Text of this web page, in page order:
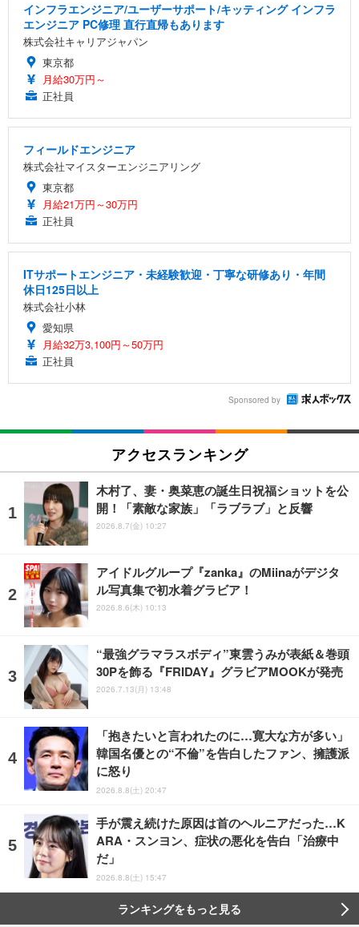
インフラエンジニア/ユーザーサポート/キッティング インフラ
エンジニア PC修理 直行直帰もあります
株式会社キャリアジャパン
東京都
月給30万円～
正社員
フィールドエンジニア
株式会社マイスターエンジニアリング
東京都
月給21万円～30万円
正社員
ITサポートエンジニア・未経験歓迎・丁寧な研修あり・年間
休日125日以上
株式会社小林
愛知県
月給32万3,100円～50万円
正社員
Sponsored by
アクセスランキング
木村了、妻・奥菜恵の誕生日祝福ショットを公
開！「素敵な家族」「ラブラブ」と反響
2026.8.7(金) 10:27
アイドルグループ『zanka』のMiinaがデジタ
ル写真集で初水着グラビア！
2026.8.6(木) 10:13
“最強グラマラスボディ”東雲うみが表紙＆巻頭
30Pを飾る『FRIDAY』グラビアMOOKが発売
2026.7.13(月) 13:48
「抱きたいと言われたのに…寛大な方が多い」
韓国名優との“不倫”を告白したファン、擁護派
に怒り
2026.8.8(土) 20:47
手が震え続けた原因は首のヘルニアだった…K
ARA・スンヨン、症状の悪化を告白「治療中
だ」
2026.8.8(土) 15:47
ランキングをもっと見る